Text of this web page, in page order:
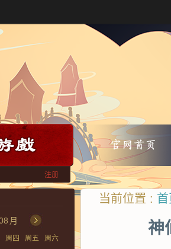
注册
月
周四 周五
周六
当前位置 :
神